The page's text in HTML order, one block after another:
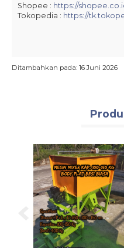
Shopee : https://
Tokopedia : https://
Ditambahkan pada: 16 Juni 2026